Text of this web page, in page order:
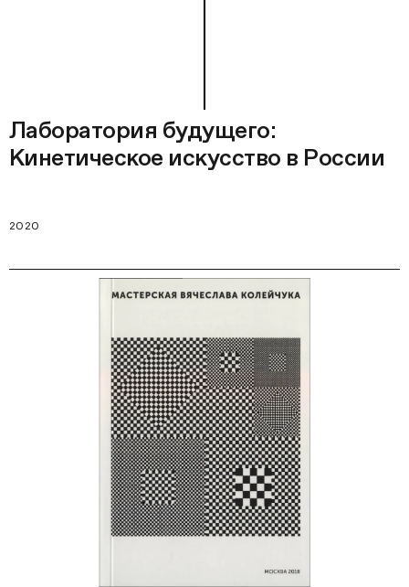
Лаборатория будущего:
Кинетическое искусство в России
2020